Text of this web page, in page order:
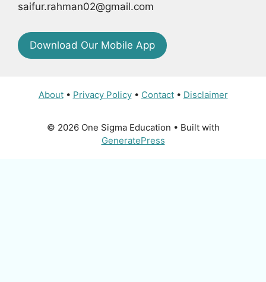
saifur.rahman02@gmail.com
Download Our Mobile App
About• Privacy Policy• Contact• Disclaimer
© 2026 One Sigma Education • Built with
GeneratePress